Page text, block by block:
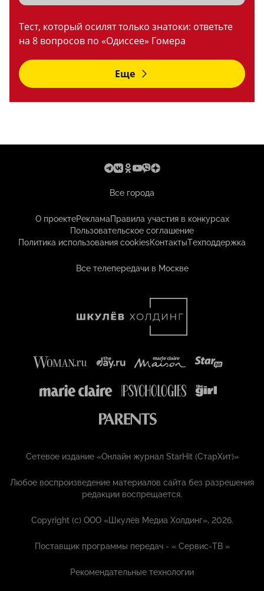
Тест, который осилят только знатоки: ответьте
на 8 вопросов по «Одиссее» Гомера
Еще
Все города
О проектеРекламаПравила участия в конкурсах
Пользовательское соглашение
Политика использования cookiesКонтактыТехподдержка
Все телепередачи в Москве
Сетевое издание «Онлайн журнал StarHit (СтарХит)»
Любое воспроизведение материалов сайта без разрешения
редакции воспрещается.
Copyright (с) ООО «Шкулёв Медиа Холдинг», 2026.
Поставщик программы передач - «Сервис-ТВ »
Рекомендательные технологии